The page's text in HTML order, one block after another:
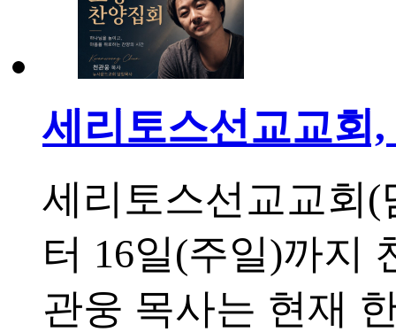
세리토스선교교회
세리토스선교교회(
터 16일(주일)까지
관웅 목사는 현재